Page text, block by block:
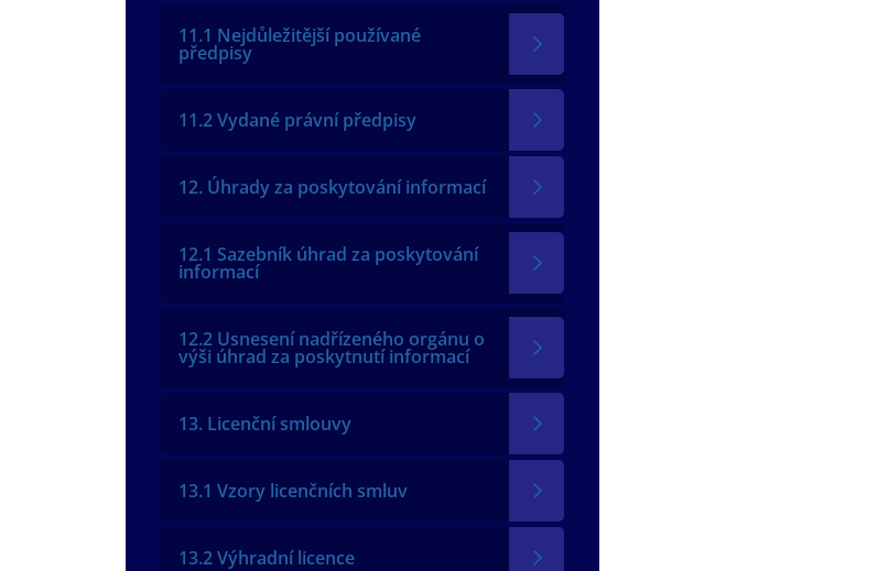
11.1 Nejdůležitější používané
předpisy
11.2 Vydané právní předpisy
12. Úhrady za poskytování informací
12.1 Sazebník úhrad za poskytování
informací
12.2 Usnesení nadřízeného orgánu o
výši úhrad za poskytnutí informací
13. Licenční smlouvy
13.1 Vzory licenčních smluv
13.2 Výhradní licence